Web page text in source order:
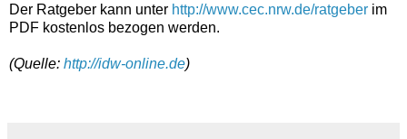
Der Ratgeber kann unter http://www.cec.nrw.de/ratgeber im
PDF kostenlos bezogen werden.
(Quelle: http://idw-online.de)